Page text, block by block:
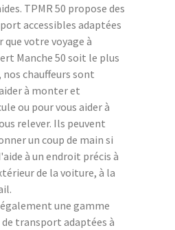
TPMR 50 propose des
accessibles adaptées
que votre voyage à
Manche 50 soit le plus
chauffeurs sont
à monter et
ou pour vous aider à
relever. Ils peuvent
un coup de main si
à un endroit précis à
de la voiture, à la
une gamme
transport adaptées à